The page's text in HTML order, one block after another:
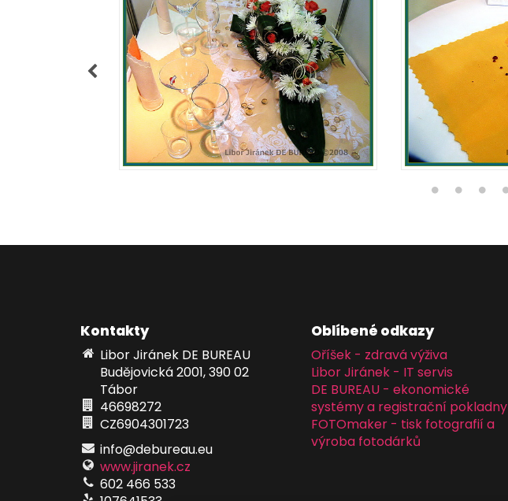
Kontakty
Libor Jiránek DE BUREAU
Budějovická 2001, 390 02
Tábor
46698272
CZ6904301723
info@debureau.eu
www.jiranek.cz
602 466 533
Oblíbené odkazy
Oříšek - zdravá výživa
Libor Jiránek - IT servis
DE BUREAU - ekonomické
systémy a registrační pokladny
FOTOmaker - tisk fotografií a
výroba fotodárků